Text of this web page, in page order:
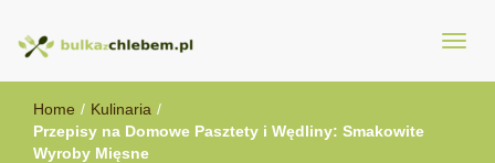
BulkazChlebem.pl
Home / Kulinaria /
Przepisy na Domowe Pasztety i Wędliny: Smakowite
Wyroby Mięsne